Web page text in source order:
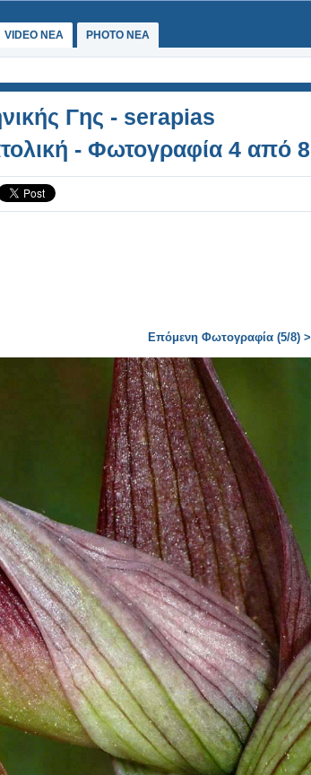
VIDEO NEA PHOTO NEA
Γης - serapias
- Φωτογραφία 4 από 8
Επόμενη Φωτογραφία (5/8) >